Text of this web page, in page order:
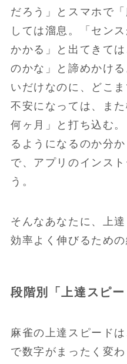
だろう」とスマホで
しては溜息。「セン
かかる」と出てきて
のかな」と諦めかけ
いだけなのに、どこ
不安になっては、ま
何ヶ月」と打ち込む
るようになるのか分
で、アプリのインス
う。
そんなあなたに、上
効率よく伸びるため
段階別「上達スピ
麻雀の上達スピード
で数字がまったく変